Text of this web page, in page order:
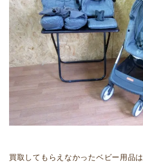
買取してもらえなかったベビー用品